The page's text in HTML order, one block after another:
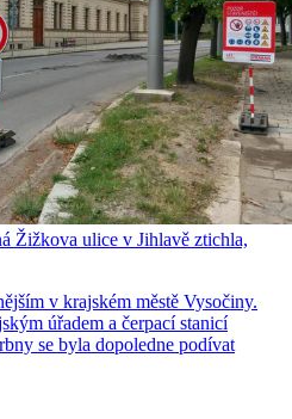
Žižkova ulice v Jihlavě ztichla,
v krajském městě Vysočiny.
úřadem a čerpací stanicí
se byla dopoledne podívat